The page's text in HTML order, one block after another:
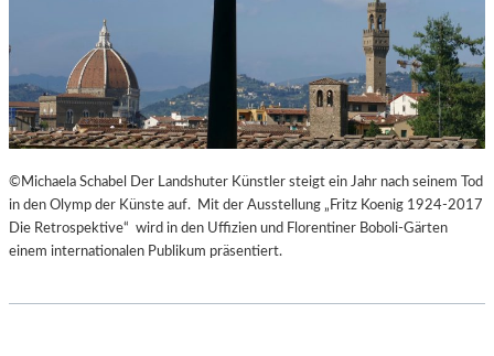
©Michaela Schabel Der Landshuter Künstler steigt ein Jahr nach seinem Tod
in den Olymp der Künste auf. Mit der Ausstellung „Fritz Koenig 1924-2017
Die Retrospektive“ wird in den Uffizien und Florentiner Boboli-Gärten
einem internationalen Publikum präsentiert.